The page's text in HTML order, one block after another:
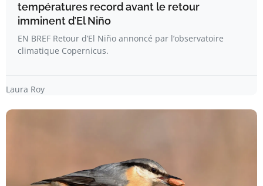
températures record avant le retour
imminent d’El Niño
EN BREF Retour d’El Niño annoncé par l’observatoire
climatique Copernicus.
Laura Roy